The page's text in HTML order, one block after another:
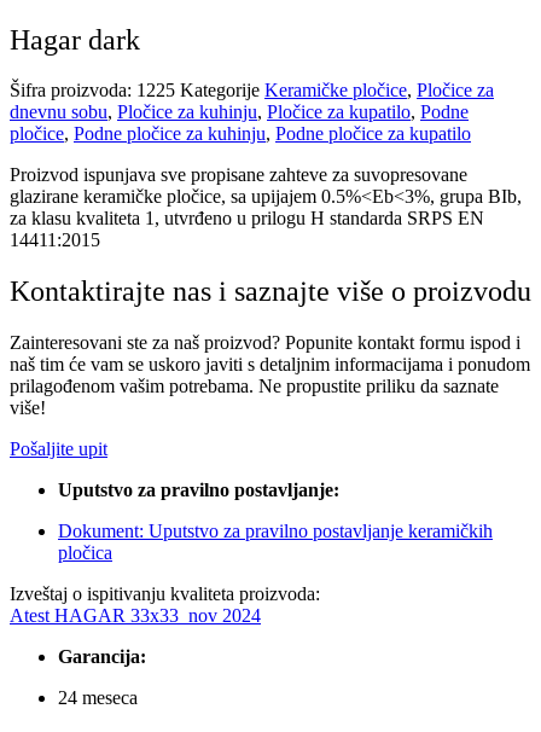
Hagar dark
Šifra proizvoda: 1225 Kategorije Keramičke pločice, Pločice za
dnevnu sobu, Pločice za kuhinju, Pločice za kupatilo, Podne
pločice, Podne pločice za kuhinju, Podne pločice za kupatilo
Proizvod ispunjava sve propisane zahteve za suvopresovane
glazirane keramičke pločice, sa upijajem 0.5%<Eb<3%, grupa BIb,
za klasu kvaliteta 1, utvrđeno u prilogu H standarda SRPS EN
14411:2015
Kontaktirajte nas i saznajte više o proizvodu
Zainteresovani ste za naš proizvod? Popunite kontakt formu ispod i
naš tim će vam se uskoro javiti s detaljnim informacijama i ponudom
prilagođenom vašim potrebama. Ne propustite priliku da saznate
više!
Pošaljite upit
Uputstvo za pravilno postavljanje:
Dokument: Uputstvo za pravilno postavljanje keramičkih
pločica
Izveštaj o ispitivanju kvaliteta proizvoda:
Atest HAGAR 33x33_nov 2024
Garancija:
24 meseca